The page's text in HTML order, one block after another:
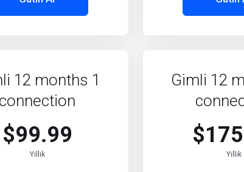
12 months 1
$99.99
Yıllık
Gimli 12
Yıllık